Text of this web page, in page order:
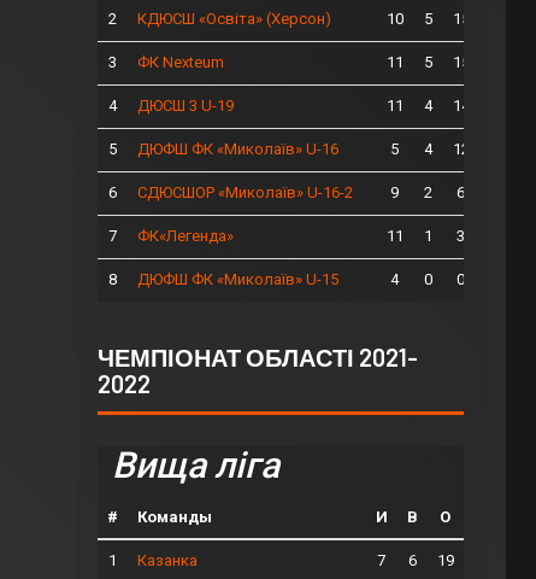
2 КДЮСШ «Освіта» (Херсон) 10 5 15
3 ФК Nexteum 11 5 15
4 ДЮСШ 3 U-19 11 4 14
5 ДЮФШ ФК «Миколаїв» U-16 5 4 12
6 СДЮСШОР «Миколаїв» U-16-2 9 2 6
7 ФК«Легенда» 11 1 3
8 ДЮФШ ФК «Миколаїв» U-15 4 0 0
ЧЕМПІОНАТ ОБЛАСТІ 2021-
2022
Вища ліга
# Команды И В О
1 Казанка 7 6 19